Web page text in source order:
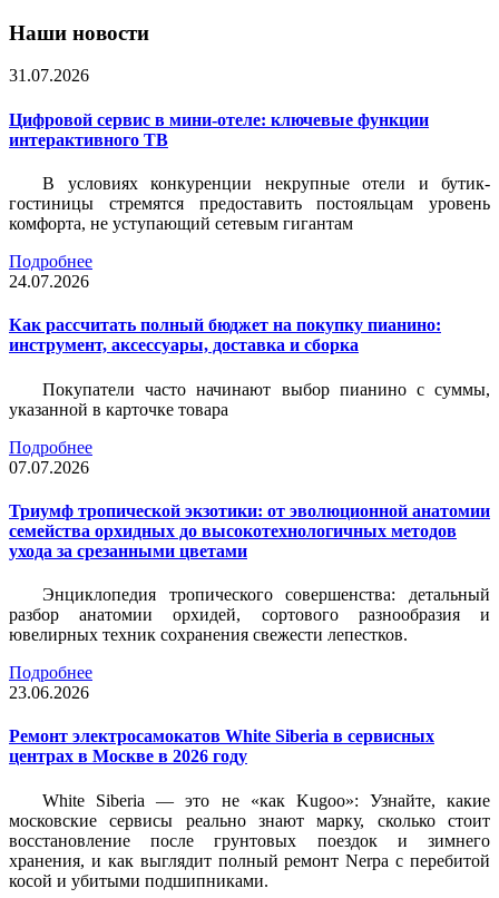
Наши новости
31.07.2026
Цифровой сервис в мини-отеле: ключевые функции
интерактивного ТВ
В условиях конкуренции некрупные отели и бутик-
гостиницы стремятся предоставить постояльцам уровень
комфорта, не уступающий сетевым гигантам
Подробнее
24.07.2026
Как рассчитать полный бюджет на покупку пианино:
инструмент, аксессуары, доставка и сборка
Покупатели часто начинают выбор пианино с суммы,
указанной в карточке товара
Подробнее
07.07.2026
Триумф тропической экзотики: от эволюционной анатомии
семейства орхидных до высокотехнологичных методов
ухода за срезанными цветами
Энциклопедия тропического совершенства: детальный
разбор анатомии орхидей, сортового разнообразия и
ювелирных техник сохранения свежести лепестков.
Подробнее
23.06.2026
Ремонт электросамокатов White Siberia в сервисных
центрах в Москве в 2026 году
White Siberia — это не «как Kugoo»: Узнайте, какие
московские сервисы реально знают марку, сколько стоит
восстановление после грунтовых поездок и зимнего
хранения, и как выглядит полный ремонт Nerpa с перебитой
косой и убитыми подшипниками.